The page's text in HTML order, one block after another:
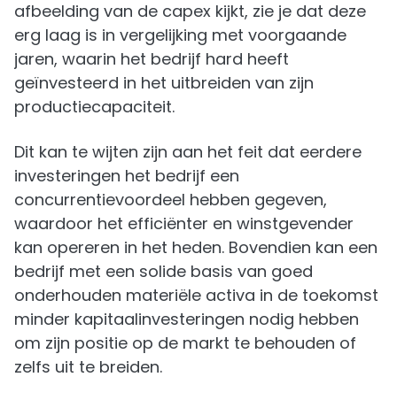
afbeelding van de capex kijkt, zie je dat deze
erg laag is in vergelijking met voorgaande
jaren, waarin het bedrijf hard heeft
geïnvesteerd in het uitbreiden van zijn
productiecapaciteit.
Dit kan te wijten zijn aan het feit dat eerdere
investeringen het bedrijf een
concurrentievoordeel hebben gegeven,
waardoor het efficiënter en winstgevender
kan opereren in het heden. Bovendien kan een
bedrijf met een solide basis van goed
onderhouden materiële activa in de toekomst
minder kapitaalinvesteringen nodig hebben
om zijn positie op de markt te behouden of
zelfs uit te breiden.